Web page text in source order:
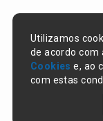
Utilizamos
de acordo com
Cookies e, ao
com estas